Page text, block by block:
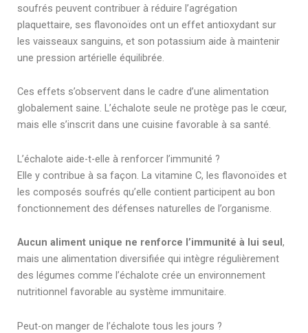
soufrés peuvent contribuer à réduire l’agrégation
plaquettaire, ses flavonoïdes ont un effet antioxydant sur
les vaisseaux sanguins, et son potassium aide à maintenir
une pression artérielle équilibrée.
Ces effets s’observent dans le cadre d’une alimentation
globalement saine. L’échalote seule ne protège pas le cœur,
mais elle s’inscrit dans une cuisine favorable à sa santé.
L’échalote aide-t-elle à renforcer l’immunité ?
Elle y contribue à sa façon. La vitamine C, les flavonoïdes et
les composés soufrés qu’elle contient participent au bon
fonctionnement des défenses naturelles de l’organisme.
Aucun aliment unique ne renforce l’immunité à lui seul,
mais une alimentation diversifiée qui intègre régulièrement
des légumes comme l’échalote crée un environnement
nutritionnel favorable au système immunitaire.
Peut-on manger de l’échalote tous les jours ?